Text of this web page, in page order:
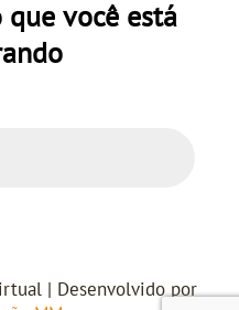
você está
| Desenvolvido por